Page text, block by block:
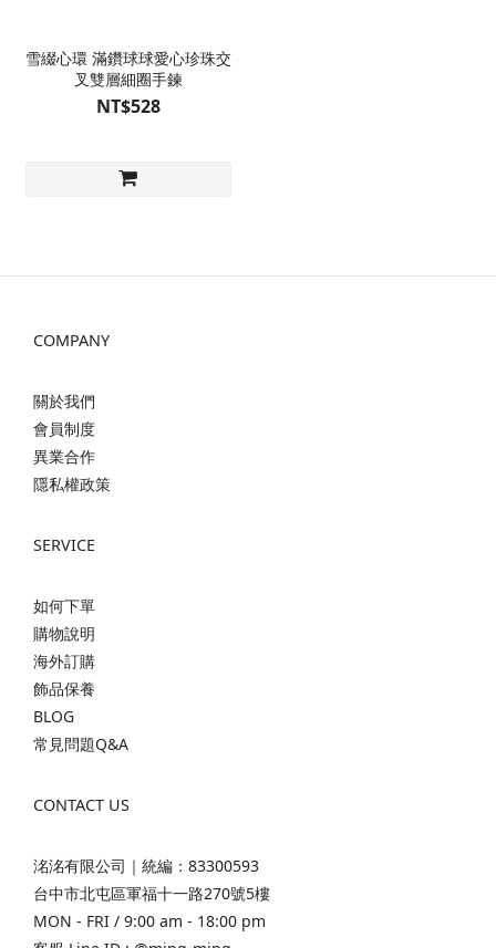
雪綴心環 滿鑽球球愛心珍珠交
叉雙層細圈手鍊
NT$528
COMPANY
關於我們
會員制度
異業合作
隱私權政策
SERVICE
如何下單
購物說明
海外訂購
飾品保養
BLOG
常見問題Q&A
CONTACT US
洺洺有限公司｜統編：83300593
台中市北屯區軍福十一路270號5樓
MON - FRI / 9:00 am - 18:00 pm